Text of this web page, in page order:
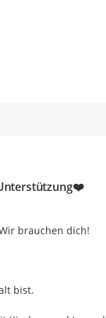
brauchen dich!
bist.